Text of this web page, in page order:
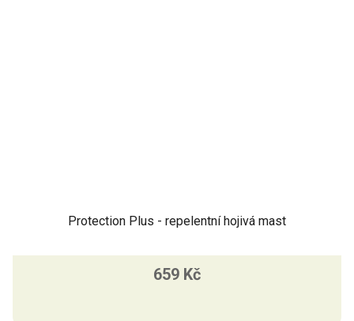
Protection Plus - repelentní hojivá mast
659 Kč